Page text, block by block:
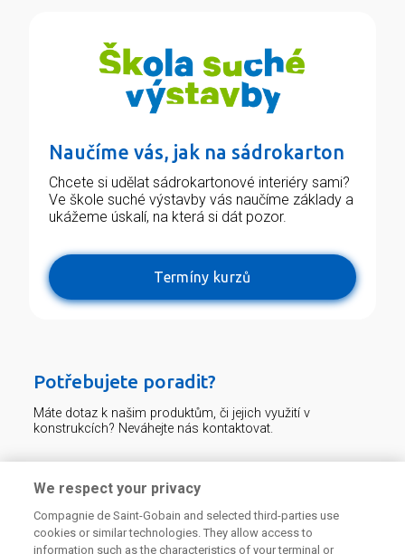
Naučíme vás, jak na sádrokarton
Chcete si udělat sádrokartonové interiéry sami?
Ve škole suché výstavby vás naučíme základy a
ukážeme úskalí, na která si dát pozor.
Termíny kurzů
Potřebujete poradit?
Máte dotaz k našim produktům, či jejich využití v
konstrukcích? Neváhejte nás kontaktovat.
226 292 224 Zaslat dotaz
We respect your privacy
Compagnie de Saint-Gobain and selected third-parties use
cookies or similar technologies. They allow access to
information such as the characteristics of your terminal or